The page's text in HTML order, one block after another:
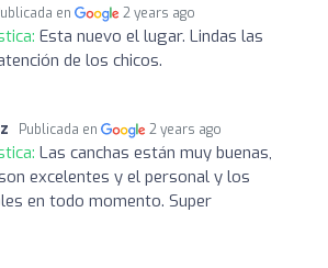
en 2 years ago
Esta nuevo el lugar. Lindas las
de los chicos.
Publicada en 2 years ago
Las canchas están muy buenas,
excelentes y el personal y los
en todo momento. Super